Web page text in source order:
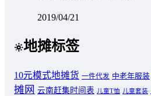
2019/04/21
地摊标签
10元模式地摊货 一件代发 中老年服装
摊网 云南赶集时间表 儿童T恤 儿童套装